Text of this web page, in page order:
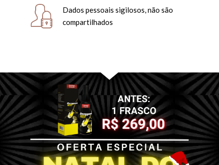
Dados pessoais sigilosos, não são
compartilhados